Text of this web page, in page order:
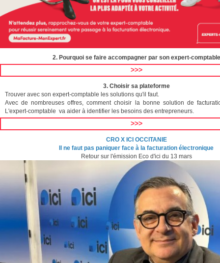
2. Pourquoi se faire accompagner par son expert-comptable
>>>
3. Choisir sa plateforme
Trouver avec son expert-comptable les solutions qu'il faut.
Avec de nombreuses offres, comment choisir la bonne solution de
L'expert-comptable va aider à identifier les besoins des entrepreneurs.
>>>
CRO X ICI OCCITANIE
Il ne faut pas paniquer face à la facturation électronique
Retour sur l'émission Eco d'ici du 13 mars